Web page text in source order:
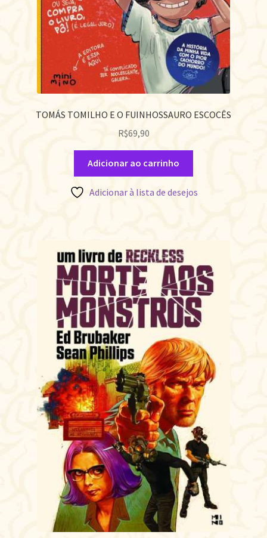
TOMÁS TOMILHO E O FUINHOSSAURO ESCOCÊS
R$69,90
Adicionar ao carrinho
Adicionar à lista de desejos